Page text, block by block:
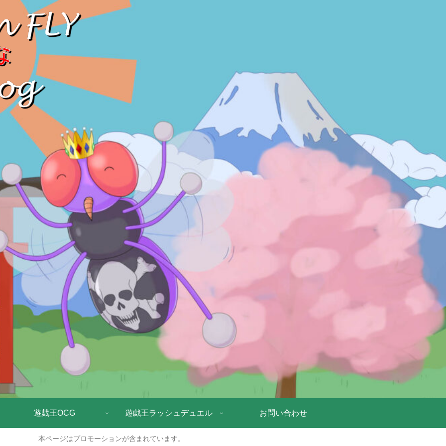
遊戯王OCG 遊戯王ラッシュデュエル お問い合わせ
本ページはプロモーションが含まれています。